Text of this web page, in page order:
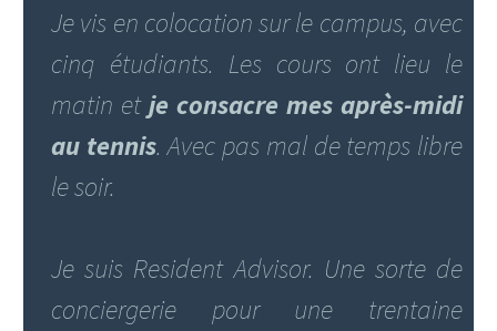
Je vis en colocation sur le campus, avec
cinq étudiants. Les cours ont lieu le
matin etje consacre mes après-midi
au tennis. Avec pas mal de temps libre
le soir.
Je suis Resident Advisor. Une sorte de
conciergerie pour une trentaine